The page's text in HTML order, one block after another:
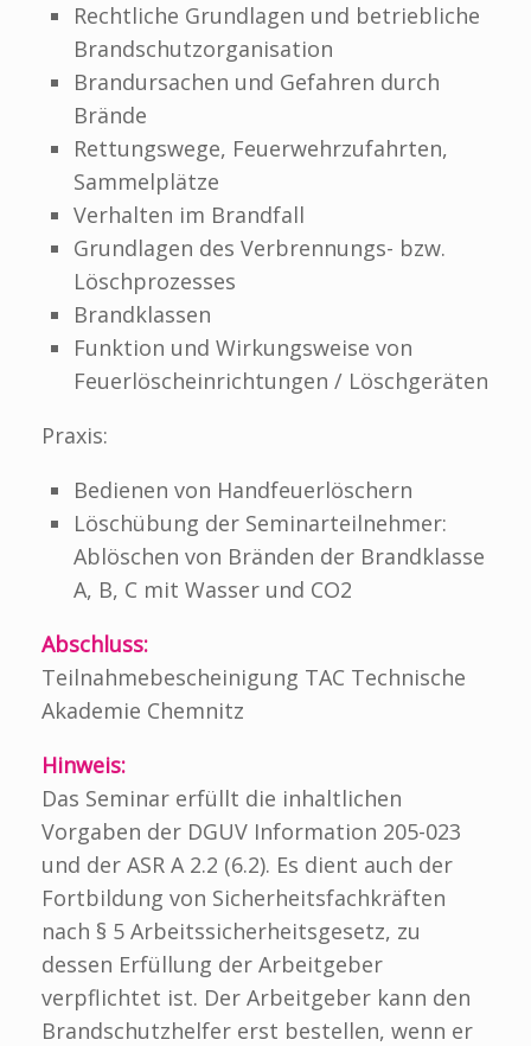
Rechtliche Grundlagen und betriebliche
Brandschutzorganisation
Brandursachen und Gefahren durch
Brände
Rettungswege, Feuerwehrzufahrten,
Sammelplätze
Verhalten im Brandfall
Grundlagen des Verbrennungs- bzw.
Löschprozesses
Brandklassen
Funktion und Wirkungsweise von
Feuerlöscheinrichtungen / Löschgeräten
Praxis:
Bedienen von Handfeuerlöschern
Löschübung der Seminarteilnehmer:
Ablöschen von Bränden der Brandklasse
A, B, C mit Wasser und CO2
Abschluss:
Teilnahmebescheinigung TAC Technische
Akademie Chemnitz
Hinweis:
Das Seminar erfüllt die inhaltlichen
Vorgaben der DGUV Information 205-023
und der ASR A 2.2 (6.2). Es dient auch der
Fortbildung von Sicherheitsfachkräften
nach § 5 Arbeitssicherheitsgesetz, zu
dessen Erfüllung der Arbeitgeber
verpflichtet ist. Der Arbeitgeber kann den
Brandschutzhelfer erst bestellen, wenn er